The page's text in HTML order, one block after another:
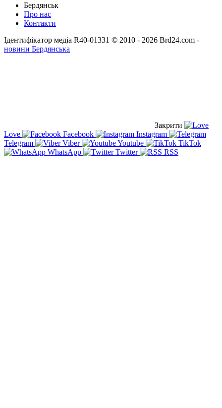
Бердянськ
Про нас
Контакти
Ідентифікатор медіа R40-01331 © 2010 - 2026 Brd24.com -
новини Бердянська
Закрити
Love
Facebook
Instagram
Telegram
Viber Youtube
TikTok
WhatsApp
Twitter RSS